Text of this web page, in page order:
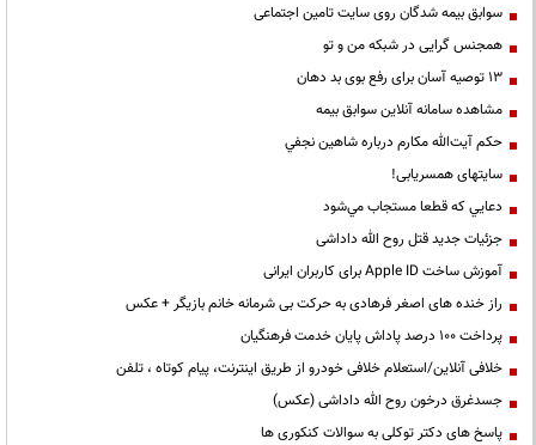
سوابق بیمه شدگان روی سایت تامین اجتماعی
همجنس گرایی در شبکه من و تو
13 توصیه آسان برای رفع بوی بد دهان
مشاهده سامانه آنلاين سوابق بیمه
حكم آيت‌الله مكارم درباره شاهين نجفي
سایتهای همسریابی!
دعايي كه قطعا مستجاب مي‌شود
جزئیات جدید قتل روح الله داداشی
آموزش ساخت Apple ID برای کاربران ایرانی
راز خنده های اصغر فرهادی به حرکت بی شرمانه خانم بازیگر + عکس
پرداخت ۱۰۰ درصد پاداش پایان خدمت فرهنگیان
خلافی آنلاین/استعلام خلافی خودرو از طریق اینترنت، پیام کوتاه ، تلفن
جسدغرق درخون روح الله داداشی (عکس)
پاسخ های دکتر توکلی به سوالات کنکوری ها